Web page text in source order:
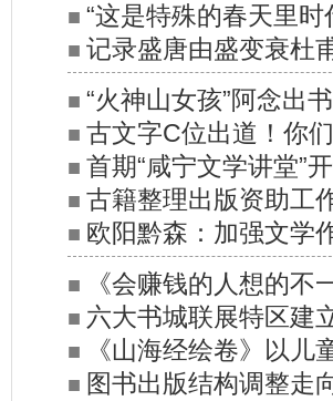
■ “这是特殊的春天里时
■ 记录盛唐由盛变衰杜
■ “火神山女孩”阿念出
■ 古文字C位出道！你
■ 首期“咸宁文学讲堂”
■ 古籍整理出版资助工
■ 欧阳黔森：加强文学
■ 《会赚钱的人想的
有赚钱格局
■ 六大书城联展特区建
■ 《山海经绘卷》以儿
■ 图书出版结构调整走